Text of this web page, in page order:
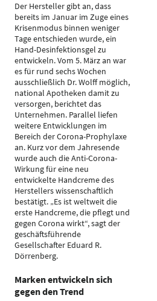
Der Hersteller gibt an, dass
bereits im Januar im Zuge eines
Krisenmodus binnen weniger
Tage entschieden wurde, ein
Hand-Desinfektionsgel zu
entwickeln. Vom 5. März an war
es für rund sechs Wochen
ausschließlich Dr. Wolff möglich,
national Apotheken damit zu
versorgen, berichtet das
Unternehmen. Parallel liefen
weitere Entwicklungen im
Bereich der Corona-Prophylaxe
an. Kurz vor dem Jahresende
wurde auch die Anti-Corona-
Wirkung für eine neu
entwickelte Handcreme des
Herstellers wissenschaftlich
bestätigt. „Es ist weltweit die
erste Handcreme, die pflegt und
gegen Corona wirkt“, sagt der
geschäftsführende
Gesellschafter Eduard R.
Dörrenberg.
Marken entwickeln sich
gegen den Trend